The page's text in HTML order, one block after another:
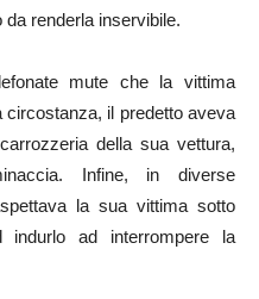
renderla inservibile.
mute che la vittima
il predetto aveva
della sua vettura,
Infine, in diverse
la sua vittima sotto
ad interrompere la